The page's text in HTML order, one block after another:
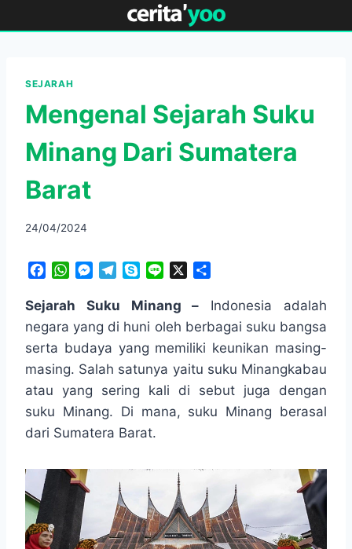
to
SEJARAH
Mengenal Sejarah Suku
Minang Dari Sumatera
Barat
24/04/2024
c
e
b
o
o
k
W
a
t
s
A
p
p
M
s
s
e
n
g
r
l
e
r
a
m
y
p
n
e
a
r
e
Sejarah Suku Minang – Indonesia adalah
negara yang di huni oleh berbagai suku bangsa
serta budaya yang memiliki keunikan masing-
masing. Salah satunya yaitu suku Minangkabau
atau yang sering kali di sebut juga dengan
suku Minang. Di mana, suku Minang berasal
dari Sumatera Barat.